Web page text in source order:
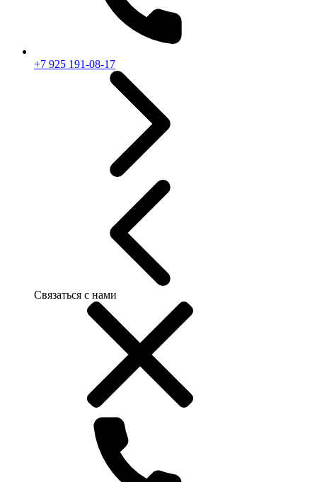
+7 925 191-08-17
Связаться с нами